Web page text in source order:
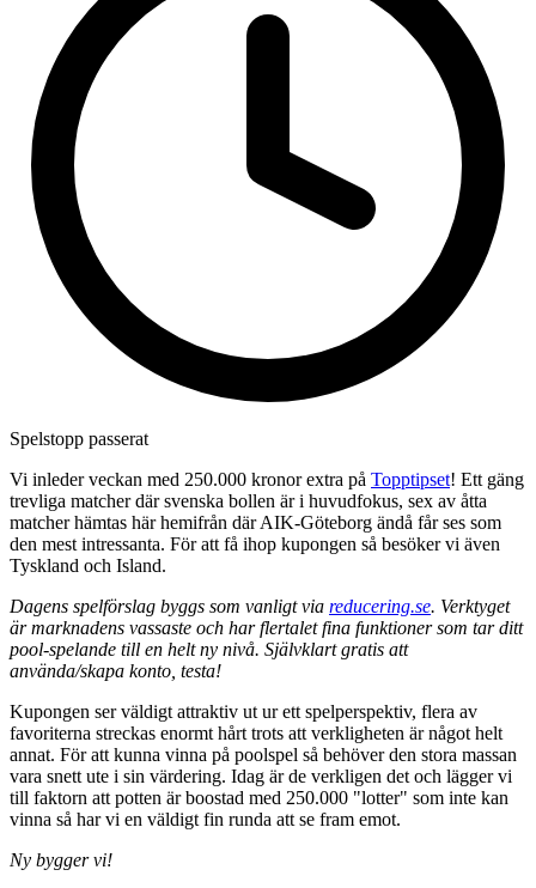
Spelstopp passerat
Vi inleder veckan med 250.000 kronor extra på Topptipset! Ett gäng
trevliga matcher där svenska bollen är i huvudfokus, sex av åtta
matcher hämtas här hemifrån där AIK-Göteborg ändå får ses som
den mest intressanta. För att få ihop kupongen så besöker vi även
Tyskland och Island.
Dagens spelförslag byggs som vanligt via reducering.se. Verktyget
är marknadens vassaste och har flertalet fina funktioner som tar ditt
pool-spelande till en helt ny nivå. Självklart gratis att
använda/skapa konto, testa!
Kupongen ser väldigt attraktiv ut ur ett spelperspektiv, flera av
favoriterna streckas enormt hårt trots att verkligheten är något helt
annat. För att kunna vinna på poolspel så behöver den stora massan
vara snett ute i sin värdering. Idag är de verkligen det och lägger vi
till faktorn att potten är boostad med 250.000 "lotter" som inte kan
vinna så har vi en väldigt fin runda att se fram emot.
Ny bygger vi!